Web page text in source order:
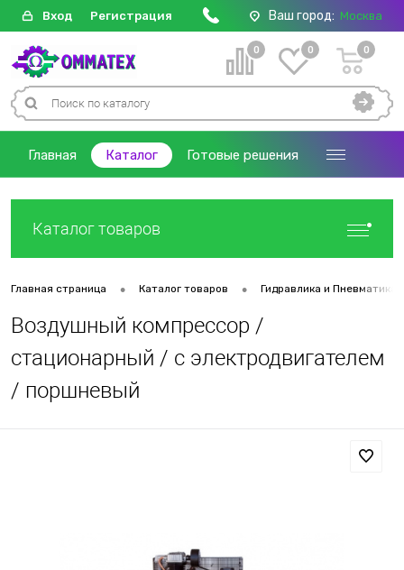
Вход Регистрация Ваш город: Москва
0 0 0
Главная Каталог Готовые решения
Каталог товаров
Главная страница • Каталог товаров • Гидравлика и Пневматика
Воздушный компрессор /
стационарный / с электродвигателем
/ поршневый